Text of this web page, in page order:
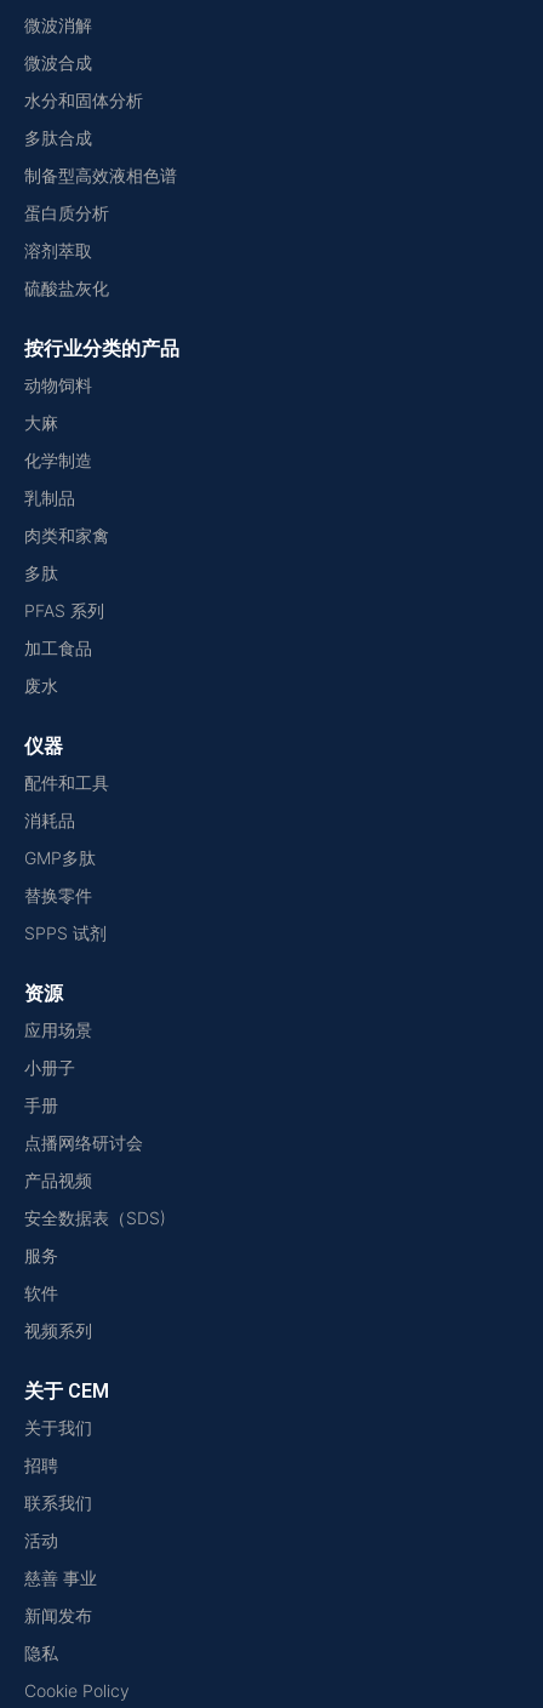
微波消解
微波合成
水分和固体分析
多肽合成
制备型高效液相色谱
蛋白质分析
溶剂萃取
硫酸盐灰化
按行业分类的产品
动物饲料
大麻
化学制造
乳制品
肉类和家禽
多肽
PFAS 系列
加工食品
废水
仪器
配件和工具
消耗品
GMP多肽
替换零件
SPPS 试剂
资源
应用场景
小册子
手册
点播网络研讨会
产品视频
安全数据表（SDS)
服务
软件
视频系列
关于 CEM
关于我们
招聘
联系我们
活动
慈善 事业
新闻发布
隐私
Cookie Policy